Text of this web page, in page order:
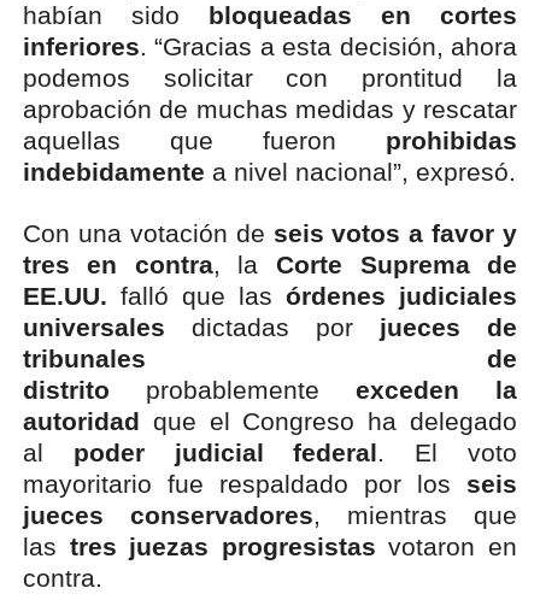
habían sido bloqueadas en cortes
inferiores. “Gracias a esta decisión, ahora
podemos solicitar con prontitud la
aprobación de muchas medidas y rescatar
aquellas que fueron prohibidas
indebidamente a nivel nacional”, expresó.
Con una votación de seis votos a favor y
tres en contra, laCorte Suprema de
EE.UU. falló que lasórdenes judiciales
universales dictadas por jueces de
tribunales de
distrito probablementeexceden la
autoridad que el Congreso ha delegado
al poder judicial federal. El voto
mayoritario fue respaldado por los seis
jueces conservadores, mientras que
las tres juezas progresistas votaron en
contra.